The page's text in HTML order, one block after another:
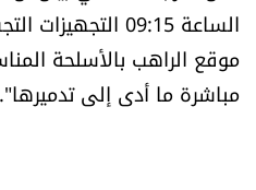
كتّابنا
تحت المجهر
الساعة 09:15
موقع الراهب بالأسلحة
مباشرة ما أدى إلى تدميرها".